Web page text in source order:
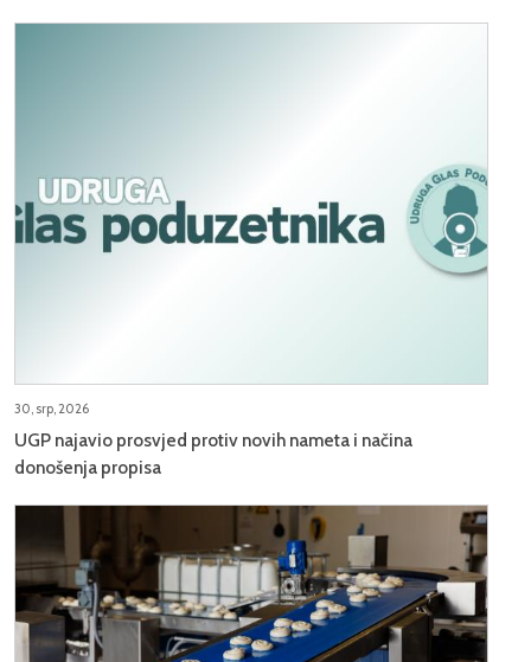
30, srp, 2026
UGP najavio prosvjed protiv novih nameta i načina
donošenja propisa